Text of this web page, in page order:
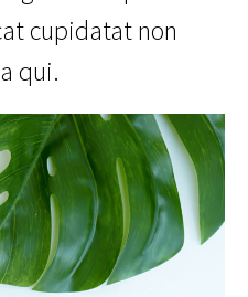
cupidatat non
qui.